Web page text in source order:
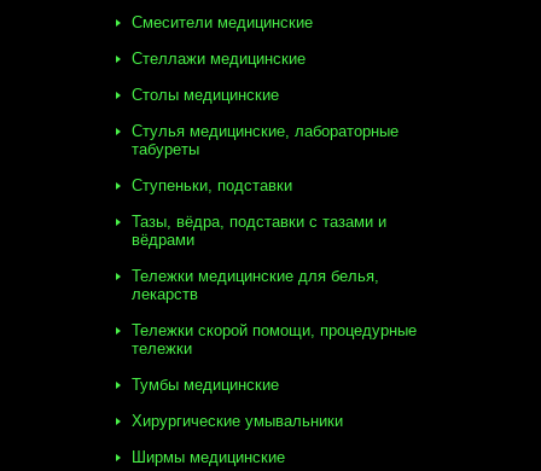
Смесители медицинские
Стеллажи медицинские
Столы медицинские
Стулья медицинские, лабораторные
табуреты
Ступеньки, подставки
Тазы, вёдра, подставки с тазами и
вёдрами
Тележки медицинские для белья,
лекарств
Тележки скорой помощи, процедурные
тележки
Тумбы медицинские
Хирургические умывальники
Ширмы медицинские